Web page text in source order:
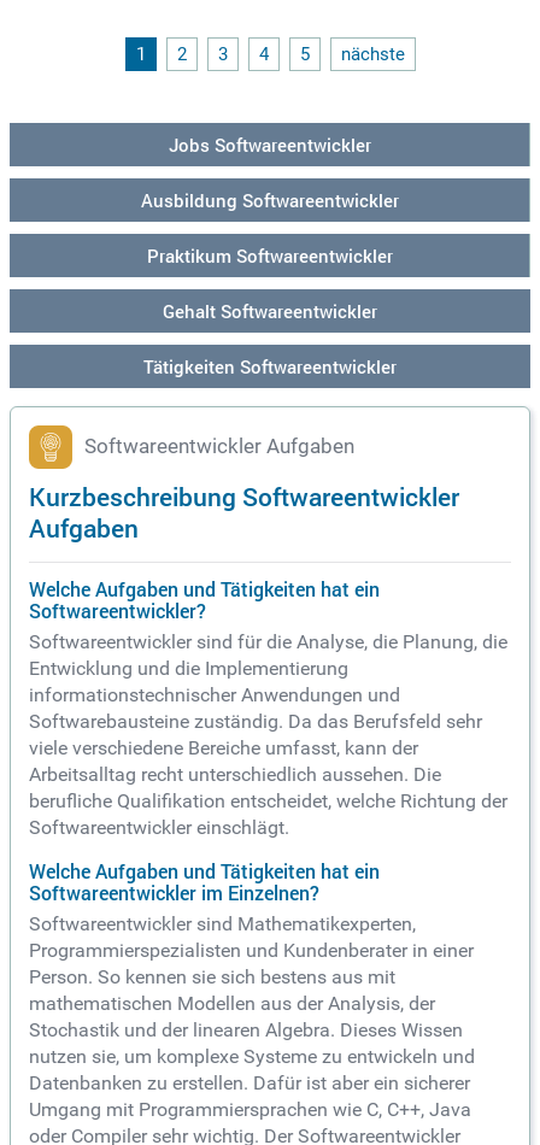
reichen Integration. Verstärken Sie unser engagiertes Team
und gestalten Sie die Zukunft der Technik mit uns!
1 2 3 4 5 nächste
Jobs Softwareentwickler
Ausbildung Softwareentwickler
Praktikum Softwareentwickler
Gehalt Softwareentwickler
Tätigkeiten Softwareentwickler
Softwareentwickler Aufgaben
Kurzbeschreibung Softwareentwickler
Aufgaben
Welche Aufgaben und Tätigkeiten hat ein
Softwareentwickler?
Softwareentwickler sind für die Analyse, die Planung, die
Entwicklung und die Implementierung
informationstechnischer Anwendungen und
Softwarebausteine zuständig. Da das Berufsfeld sehr
viele verschiedene Bereiche umfasst, kann der
Arbeitsalltag recht unterschiedlich aussehen. Die
berufliche Qualifikation entscheidet, welche Richtung der
Softwareentwickler einschlägt.
Welche Aufgaben und Tätigkeiten hat ein
Softwareentwickler im Einzelnen?
Softwareentwickler sind Mathematikexperten,
Programmierspezialisten und Kundenberater in einer
Person. So kennen sie sich bestens aus mit
mathematischen Modellen aus der Analysis, der
Stochastik und der linearen Algebra. Dieses Wissen
nutzen sie, um komplexe Systeme zu entwickeln und
Datenbanken zu erstellen. Dafür ist aber ein sicherer
Umgang mit Programmiersprachen wie C, C++, Java
oder Compiler sehr wichtig. Der Softwareentwickler